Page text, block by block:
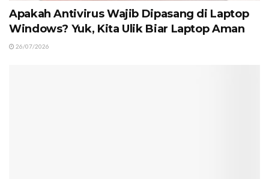
Apakah Antivirus Wajib Dipasang di Laptop
Windows? Yuk, Kita Ulik Biar Laptop Aman
26/07/2026